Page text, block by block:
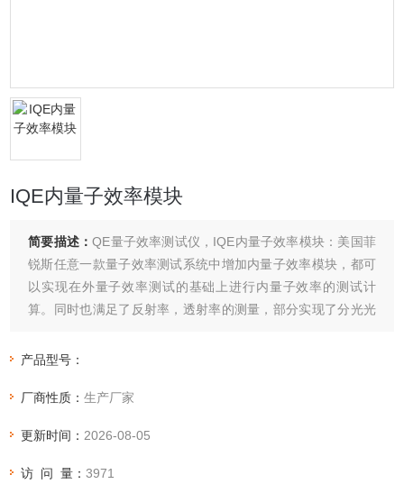
IQE内量子效率模块
简要描述：QE量子效率测试仪，IQE内量子效率模块：美国菲
锐斯任意一款量子效率测试系统中增加内量子效率模块，都可
以实现在外量子效率测试的基础上进行内量子效率的测试计
算。同时也满足了反射率，透射率的测量，部分实现了分光光
产品型号：
厂商性质：生产厂家
更新时间： 2026-08-05
访 问 量：3971